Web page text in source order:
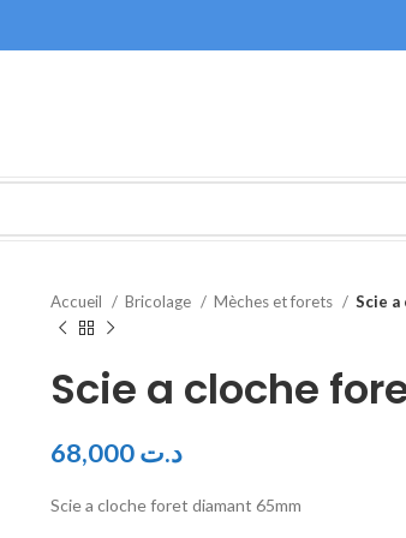
Accueil Bricolage Mèches et forets Scie
Scie a cloche
د.ت
Scie a cloche foret diamant 65mm